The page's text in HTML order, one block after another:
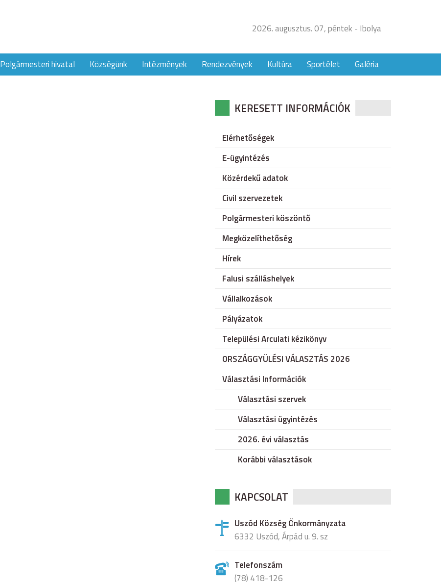
2026. augusztus. 07, péntek - Ibolya
Polgármesteri hivatal Községünk Intézmények Rendezvények Kultúra Sportélet Galéria
KERESETT INFORMÁCIÓK
Elérhetőségek
E-ügyintézés
Közérdekű adatok
Civil szervezetek
Polgármesteri köszöntő
Megközelíthetőség
Hírek
Falusi szálláshelyek
Vállalkozások
Pályázatok
Települési Arculati kézikönyv
ORSZÁGGYÜLÉSI VÁLASZTÁS 2026
Választási Információk
Választási szervek
Választási ügyintézés
2026. évi választás
Korábbi választások
KAPCSOLAT
Uszód Község Önkormányzata
6332 Uszód, Árpád u. 9. sz
Telefonszám
(78) 418-126